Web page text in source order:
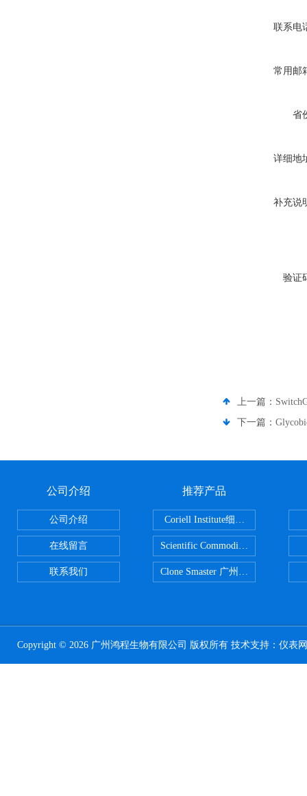
联系电
常用邮
省
详细地
补充说
验证
上一篇：
下一篇：
公司介绍
公司介绍
在线留言
联系我们
推荐产品
Scientific CommoditiesPE管 广州
Clone Smaster 广州鸿程代理
Copyright © 2026 广州鸿程生物有限公司 版权所有 技术支持： 仪表网